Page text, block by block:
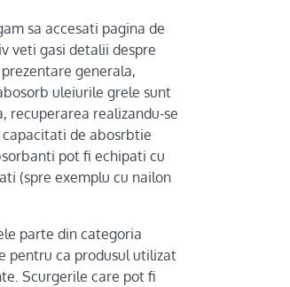
sa accesati pagina de
veti gasi detalii despre
generala,
uleiurile grele sunt
recuperarea realizandu-se
capacitati de abosrbtie
pot fi echipati cu
(spre exemplu cu nailon
parte din categoria
pentru ca produsul utilizat
Scurgerile care pot fi